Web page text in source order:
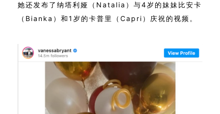
她还发布了纳塔利娅（Natalia）与4岁的妹妹比安卡
（Bianka）和1岁的卡普里（Capri）庆祝的视频。